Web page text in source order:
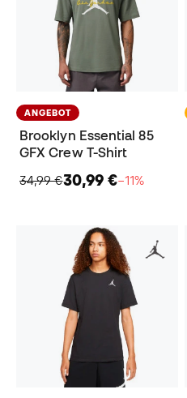
ANGEBOT
Brooklyn Essential 85
GFX Crew T-Shirt
34,99 €30,99 €−11%